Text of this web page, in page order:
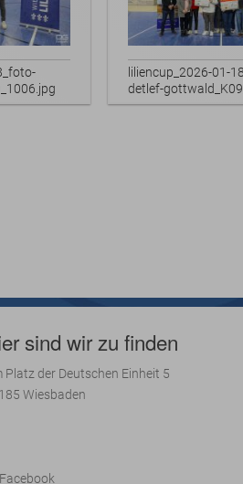
liliencup_2026-01-
detlef-
sind wir zu finden
Platz der Deutschen Einheit 5
Wiesbaden
Facebook